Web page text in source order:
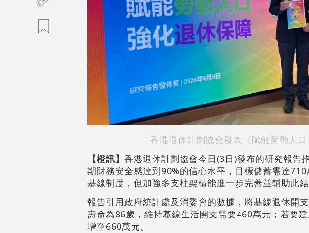
香港退休計劃協會發表《賦能勞動人
【橙訊】 香港退休計劃協會今日(3日)發布的研究報告
期財務安全感達到90%的信心水平，目標儲蓄需達
基線制度，但加強多支柱架構能進一步完善並輔助此
報告引用政府統計處及消委會的數據，將基線退休開
壽命為86歲，維持基線生活開支需要460萬元；若要
增至660萬元。